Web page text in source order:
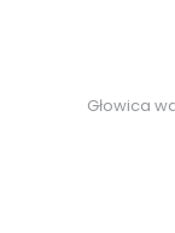
Głowica